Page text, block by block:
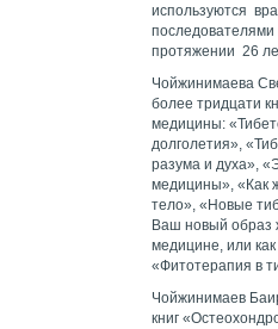
используются
протяжении 26
Чойжинимаева
более тридцати
медицины:
долголетия»,
разума и духа»,
медицины», «Как
тело», «Новые
Ваш новый образ
медицине, или
«Фитотерапия в
Чойжинимаев
книг